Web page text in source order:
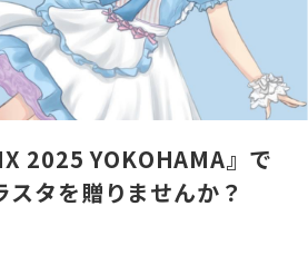
2025 YOKOHAMA』で
タを贈りませんか？